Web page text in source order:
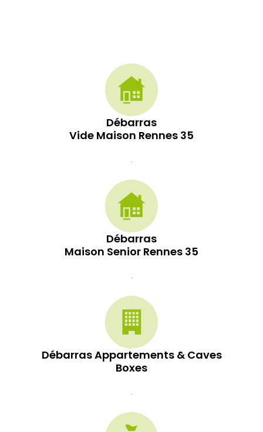
Débarras
Vide Maison Rennes 35
.
Débarras
Maison Senior Rennes 35
.
Débarras Appartements & Caves
Boxes
.